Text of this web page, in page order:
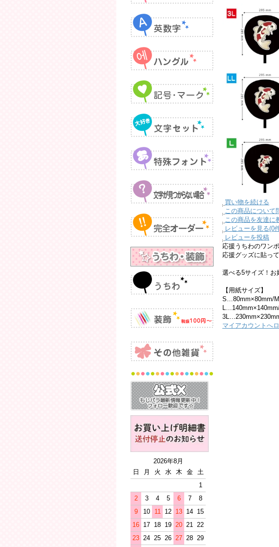
2026年8月
日
月 火 水 木 金
土
1
2
3 4 5 6 7
8
9
10 11 12 13 14 15
16 17 18 19 20 21 22
23 24 25 26 27 28 29
買い物を続ける
この商品について
この商品を友達に
レビューを見る(0
レビューを投稿
応援うちわのワン
応援グッズに貼っ
選べる5サイズ！お
【用紙サイズ】
S…80mm×80mm/
マイアカウントへ